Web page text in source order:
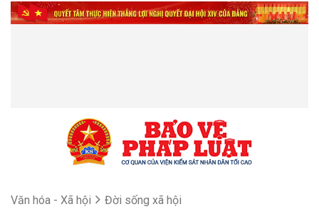
Văn hóa - Xã hội Đời sống xã hội